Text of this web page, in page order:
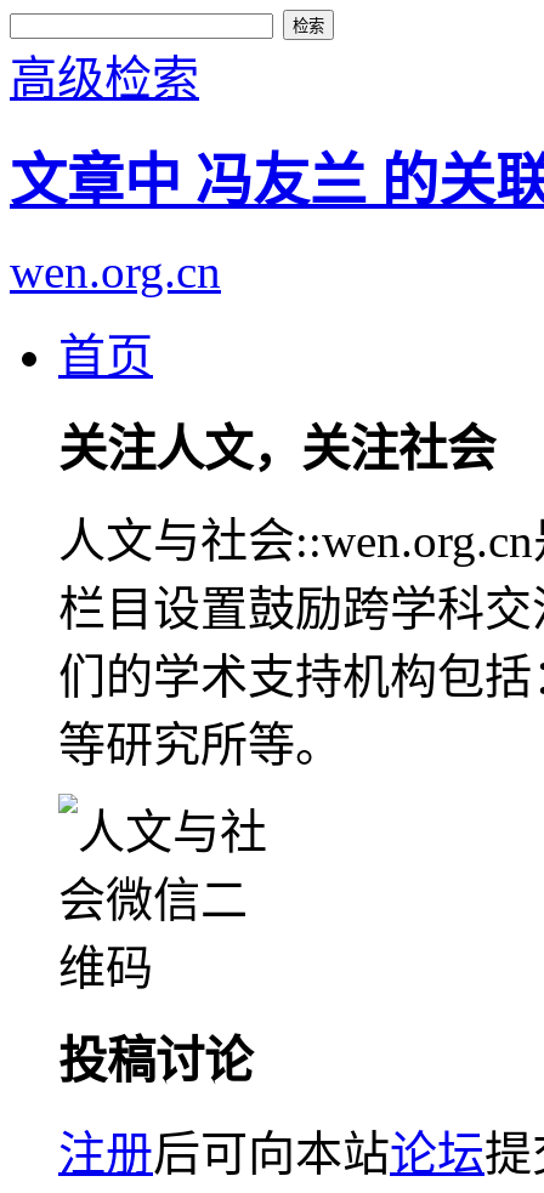
高级检索
文章中 冯友兰 的关
wen.org.cn
首页
关注人文，关注社会
人文与社会
栏目设置鼓励跨学科
们的学术支持机构包
等研究所等。
投稿讨论
注册后可向本站论坛提